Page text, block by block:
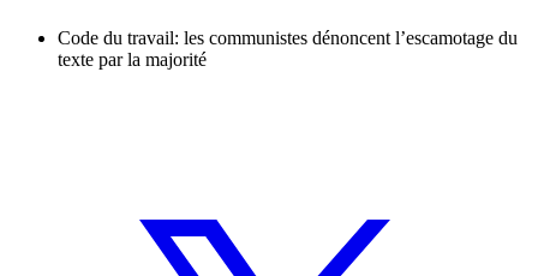
Code du travail: les communistes dénoncent l’escamotage du
texte par la majorité